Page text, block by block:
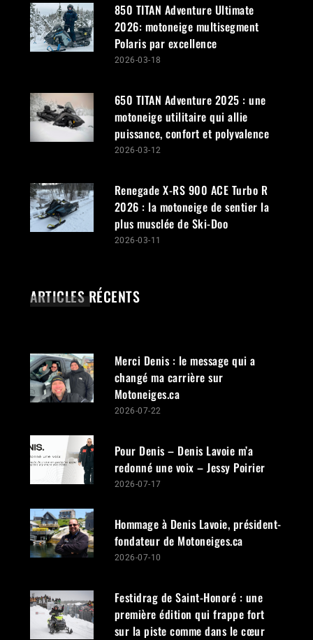
850 TITAN Adventure Ultimate
2026: motoneige multisegment
Polaris par excellence
2026-03-18
650 TITAN Adventure 2025 : une
motoneige utilitaire qui allie
puissance, confort et polyvalence
2026-03-12
Renegade X-RS 900 ACE Turbo R
2026 : la motoneige de sentier la
plus musclée de Ski-Doo
2026-03-11
ARTICLES RÉCENTS
Merci Denis : le message qui a
changé ma carrière sur
Motoneiges.ca
2026-07-22
Pour Denis – Denis Lavoie m’a
redonné une voix – Jessy Poirier
2026-07-17
Hommage à Denis Lavoie, président-
fondateur de Motoneiges.ca
2026-07-10
Festidrag de Saint-Honoré : une
première édition qui frappe fort
sur la piste comme dans le cœur